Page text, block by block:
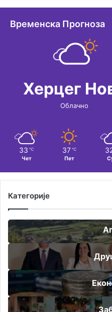
Временска Прогноза
Херцег
Облачно
33 ℃
Чет
37 ℃
Пет
Категорије